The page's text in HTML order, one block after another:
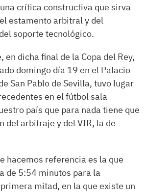
crítica constructiva que sirva
estamento arbitral y del
soporte tecnológico.
en dicha final de la Copa del Rey,
domingo día 19 en el Palacio
San Pablo de Sevilla, tuvo lugar
en el fútbol sala
país que para nada tiene que
del arbitraje y del VIR, la de
hacemos referencia es la que
de 5:54 minutos para la
mitad, en la que existe un